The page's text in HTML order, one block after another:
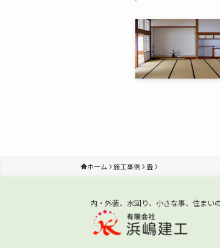
ホーム 施工事例 畳
内・外装、水回り、小さな事、住まい